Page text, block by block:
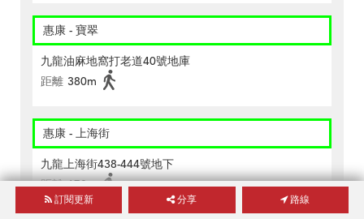
惠康 - 寶翠
九龍油麻地窩打老道40號地庫
距離 380m
惠康 - 上海街
九龍上海街438-444號地下
距離 170m
訂閱更新 分享 路線